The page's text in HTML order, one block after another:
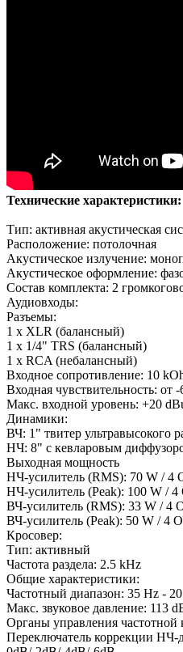
Технические характеристики:
Тип: активная акустическая
Расположение: потолочная
Акустическое излучение:
Акустическое оформление:
Состав комплекта: 2
Аудиовходы:
Разъемы:
1 х XLR (балансный)
1 х 1/4" TRS (балансный)
1 х RCA (небалансный)
Входное сопротивление: 10
Входная чувствительность: от
Макс. входной уровень: +20
Динамики:
ВЧ: 1" твитер ультравысокого
НЧ: 8" с кевларовым
Выходная мощность
НЧ-усилитель (RMS): 70 W / 4
НЧ-усилитель (Peak): 100 W / 4
ВЧ-усилитель (RMS): 33 W / 4
ВЧ-усилитель (Peak): 50 W / 4
Кросовер:
Тип: активный
Частота раздела: 2.5 kHz
Общие характеристики:
Частотный диапазон: 35 Hz -
Макс. звуковое давление: 113
Органы управления частотной
Переключатель коррекции НЧ-